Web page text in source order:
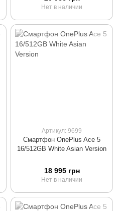
Нет в наличии
Артикул: 9699
Смартфон OnePlus Ace 5
16/512GB White Asian Version
18 995 грн
Нет в наличии